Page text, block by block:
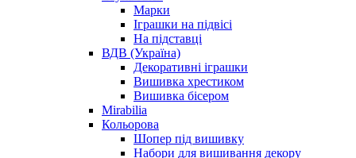
Марки
Іграшки на підвісі
На підставці
ВДВ (Україна)
Декоративні іграшки
Вишивка хрестиком
Вишивка бісером
Mirabilia
Кольорова
Шопер під вишивку
Набори для вишивання декору